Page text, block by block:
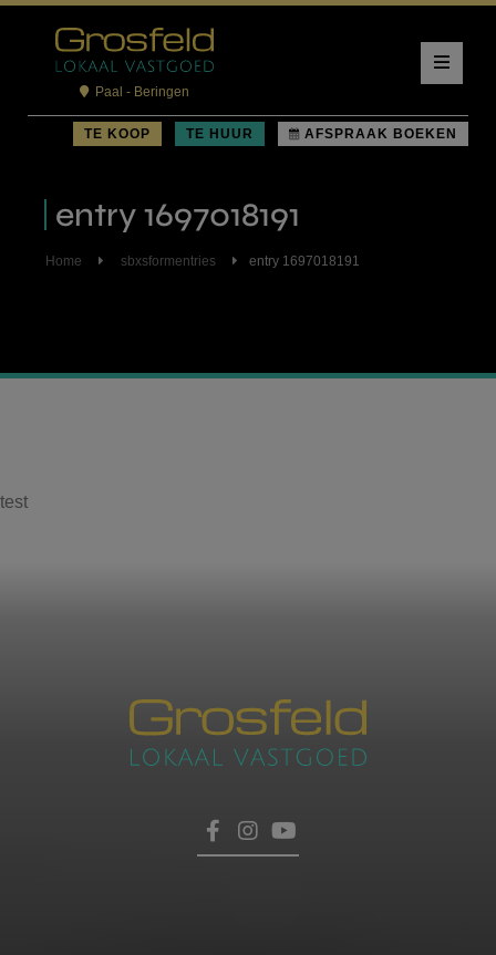
Contacteer ons
Laat hier uw gegevens achter, dan nemen wij zo
Paal - Beringen
TE KOOP TE HUUR AFSPRAAK BOEKEN
HOME
entry 1697018191
Home sbxsformentries entry 1697018191
test